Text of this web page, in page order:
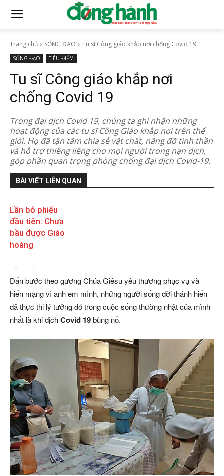
Trang chủ SỐNG ĐẠO Tu sĩ Công giáo khắp nơi chống Covid 19
SỐNG ĐẠO TIÊU ĐIỂM
Tu sĩ Công giáo khắp nơi
chống Covid 19
Trong đại dịch Covid 19, chúng ta ghi nhận những
hoạt động của các tu sĩ Công Giáo khắp nơi trên thế
giới. Họ đã tận tâm chia sẻ vật chất, nâng đỡ tinh thần
và hỗ trợ thiêng liêng cho mọi người trong nạn dịch,
góp phần quan trọng phòng chống đại dịch Covid-19.
BÀI VIẾT LIÊN QUAN
Lần bỏ phiếu
đầu tiên: Chưa
bầu được Giáo
hoàng
Dấn bước theo gương Chúa Giêsu yêu thương phục vụ và
hiến mạng vì anh em mình, những người sống đời thánh hiến
đã thực thi lý tưởng đó trong cuộc sống thường nhật của mình
nhất là khi dịchCovid 19bùng nổ.